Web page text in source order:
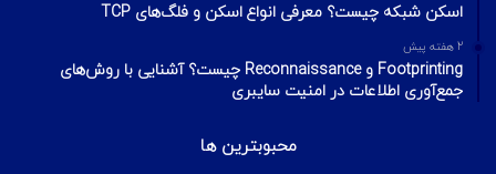
اسکن شبکه چیست؟ معرفی انواع اسکن و فلگ‌های TCP
2 هفته پیش
Footprinting و Reconnaissance چیست؟ آشنایی با روش‌های
جمع‌آوری اطلاعات در امنیت سایبری
محبوبترین ها